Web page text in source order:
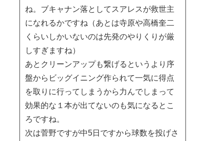
ね。ブキャナン落としてスアレスが救世主
になれるかですね（あとは寺原や高橋奎二
くらいしかいないのは先発のやりくりが厳
しすぎますね）
あとクリーンアップも繋げるというより序
盤からビッグイニング作られて一気に得点
を取りに行ってしまうから力んでしまって
効果的な１本が出てないのも気になるとこ
ろですね。
次は菅野ですが中5日ですから球数を投げさ